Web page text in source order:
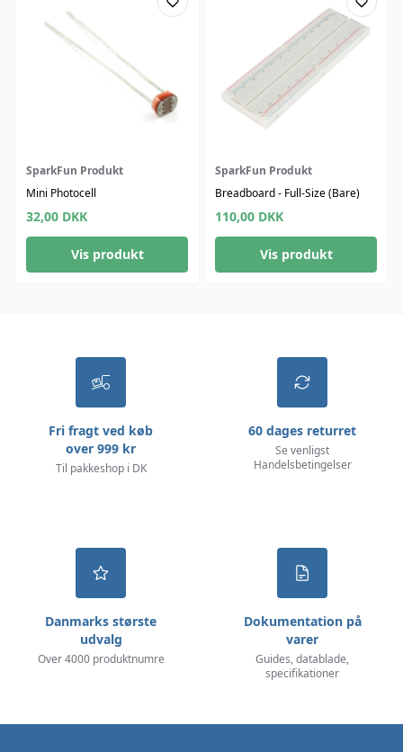
SparkFun Produkt
Mini Photocell
32,00 DKK
Vis produkt
SparkFun Produkt
Breadboard - Full-Size (Bare)
110,00 DKK
Vis produkt
Fri fragt ved køb
over 999 kr
Til pakkeshop i DK
60 dages returret
Se venligst
Handelsbetingelser
Danmarks største
udvalg
Over 4000 produktnumre
Dokumentation på
varer
Guides, datablade,
specifikationer